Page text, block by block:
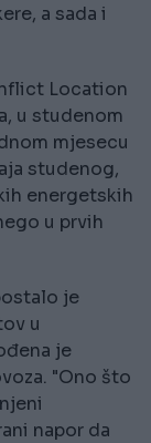
a sada i
Location
u studenom
mjesecu
studenog,
energetskih
u prvih
je
u
je
"Ono što
napor da